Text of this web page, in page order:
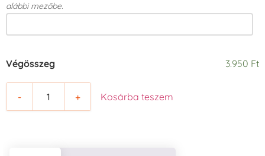
alábbi mezőbe.
Végösszeg 3.950 Ft
- + Kosárba teszem